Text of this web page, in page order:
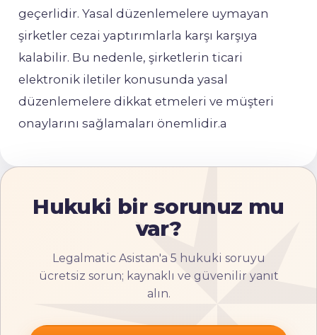
geçerlidir. Yasal düzenlemelere uymayan
şirketler cezai yaptırımlarla karşı karşıya
kalabilir. Bu nedenle, şirketlerin ticari
elektronik iletiler konusunda yasal
düzenlemelere dikkat etmeleri ve müşteri
onaylarını sağlamaları önemlidir.a
Hukuki bir sorunuz mu
var?
Legalmatic Asistan'a 5 hukuki soruyu
ücretsiz sorun; kaynaklı ve güvenilir yanıt
alın.